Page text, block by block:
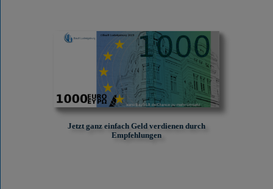
Jetzt ganz einfach Geld verdienen durch
Empfehlungen